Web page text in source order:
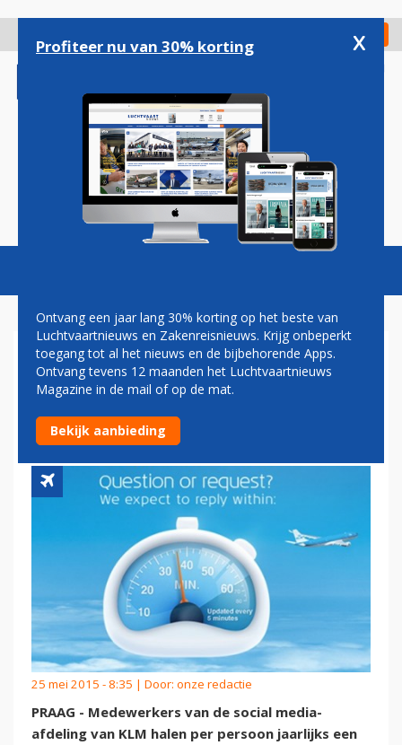
gaan
Check in
Magazine Podcasts Vacatures
KLM HAALT RUIM 22
MILJOEN EURO OMZET
BINNEN VIA SOCIALE MEDIA
25 mei 2015 - 8:35 | Door: onze redactie
PRAAG - Medewerkers van de social media-
afdeling van KLM halen per persoon jaarlijks een
Profiteer nu van 30% korting x
Ontvang een jaar lang 30% korting op het beste van
Luchtvaartnieuws en Zakenreisnieuws. Krijg onbeperkt
toegang tot al het nieuws en de bijbehorende Apps.
Ontvang tevens 12 maanden het Luchtvaartnieuws
Magazine in de mail of op de mat.
Bekijk aanbieding